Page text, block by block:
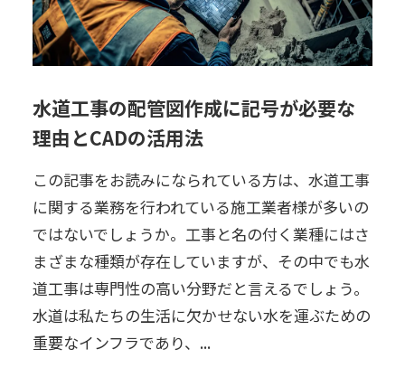
水道工事の配管図作成に記号が必要な
理由とCADの活用法
この記事をお読みになられている方は、水道工事
に関する業務を行われている施工業者様が多いの
ではないでしょうか。工事と名の付く業種にはさ
まざまな種類が存在していますが、その中でも水
道工事は専門性の高い分野だと言えるでしょう。
水道は私たちの生活に欠かせない水を運ぶための
重要なインフラであり、...